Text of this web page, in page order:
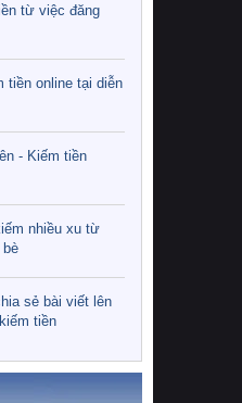
từ việc đăng
tiền online tại diễn
- Kiếm tiền
nhiều xu từ
sẻ bài viết lên
tiền